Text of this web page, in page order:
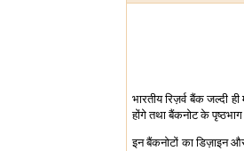
भारतीय रिज़र्व बैंक जल्दी
होंगे तथा बैंकनोट के पृष्ठभाग
इन बैंकनोटों का डिज़ाइन